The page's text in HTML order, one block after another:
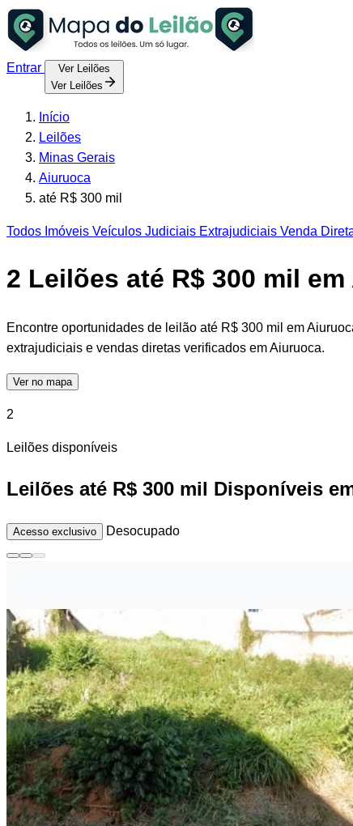
Entrar
Ver Leilões
Ver Leilões
Início
Leilões
Minas Gerais
Aiuruoca
até R$ 300 mil
Todos Imóveis Veículos Judiciais Extrajudiciais Venda
2 Leilões até R$ 300 mil
Encontre oportunidades de leilão até R$ 300 mil em
extrajudiciais e vendas diretas verificados em Aiuruoca.
Ver no mapa
2
Leilões disponíveis
Leilões até R$ 300 mil Disponíveis
Acesso exclusivo Desocupado